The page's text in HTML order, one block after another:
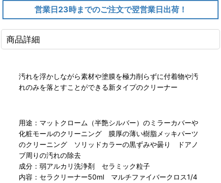
営業日23時までのご注文で翌営業日出荷！
商品詳細
汚れを浮かしながら素材や塗膜を極力削らずに付着物や汚
れのみを落とすことができる新タイプのクリーナー
用途：マットクローム（半艶シルバー）のミラーカバーや
化粧モールのクリーニング 膜厚の薄い樹脂メッキパーツ
のクリーニング ソリッドカラーの黒ずみや曇り ドアノ
ブ周りの汚れの除去
成分：弱アルカリ洗浄剤 セラミック粒子
内容：セラクリーナー50ml マルチファイバークロス1/4